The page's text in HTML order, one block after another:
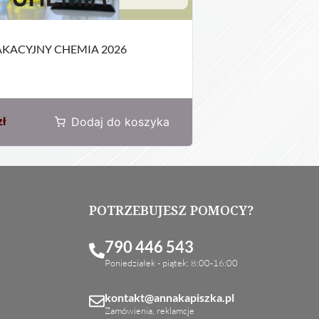
CHEMIA 2026
Dodaj do koszyka
POTRZEBUJESZ POMOCY?
790 446 543
Poniedziałek - piątek: 8:00-16:00
kontakt@annakapiszka.pl
Zamówienia, reklamcje